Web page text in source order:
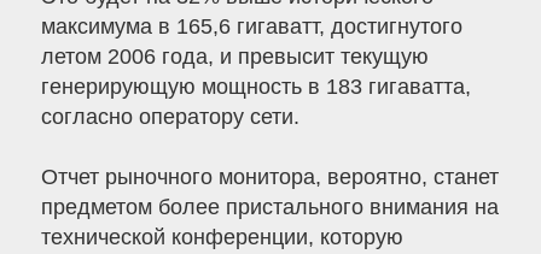
максимума в 165,6 гигаватт, достигнутого
летом 2006 года, и превысит текущую
генерирующую мощность в 183 гигаватта,
согласно оператору сети.
Отчет рыночного монитора, вероятно, станет
предметом более пристального внимания на
технической конференции, которую